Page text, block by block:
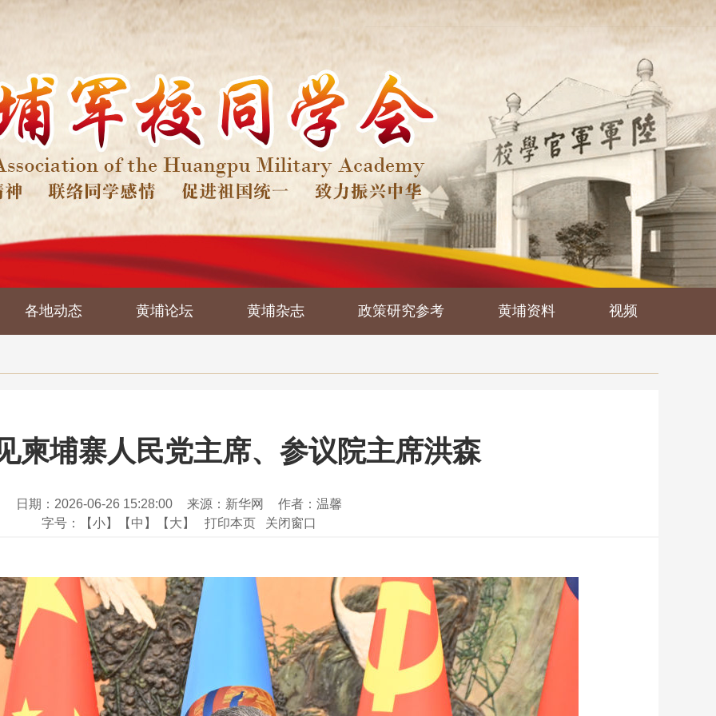
各地动态 黄埔论坛 黄埔杂志 政策研究参考 黄埔资料 视频
柬埔寨人民党主席、参议院主席洪森
日期：2026-06-26 15:28:00 来源：新华网
作者：温馨
字号：
【小】 【中】 【大】 打印本页 关闭窗口